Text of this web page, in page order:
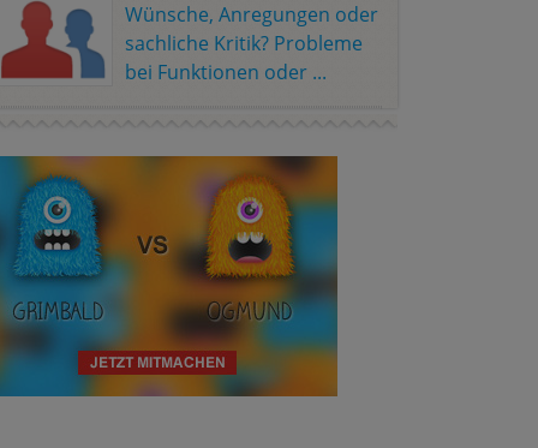
Wünsche, Anregungen oder
sachliche Kritik? Probleme
bei Funktionen oder ...